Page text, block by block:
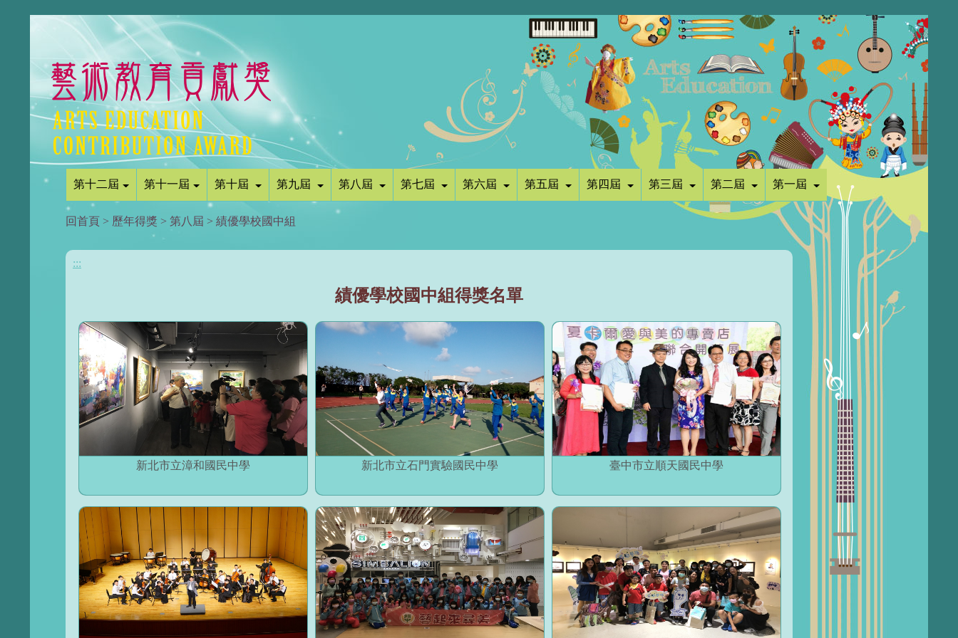
第十二屆 第十一屆 第十屆 第九屆 第八屆 第七屆 第六屆 第五屆 第四屆 第三屆 第二屆 第一屆
:::
回首頁 > 歷年得獎 > 第八屆 > 績優學校國中組
績優學校國中組得獎名單
新北市立漳和國民中學 新北市立石門實驗國民中學 臺中市立順天國民中學